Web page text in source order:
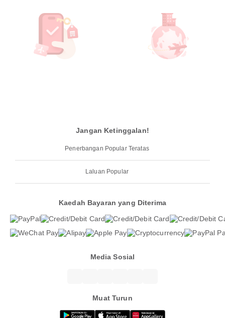
Jangan Ketinggalan!
Penerbangan Popular Teratas
Laluan Popular
Kaedah Bayaran yang Diterima
Media Sosial
Muat Turun